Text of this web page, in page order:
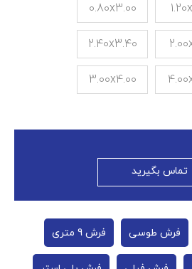
0.80x3.00
2.40x3.40
3.00x4.00
تماس بگیرید
فرش طوسی فرش 9 متری